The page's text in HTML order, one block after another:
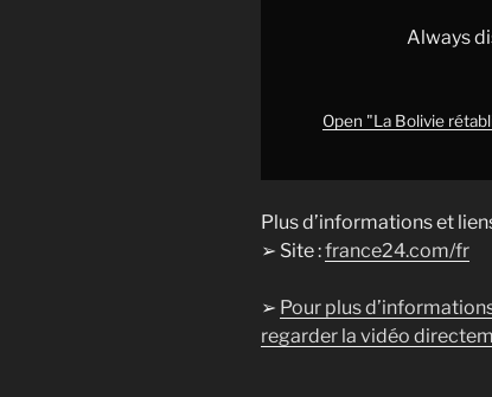
24"
YouTube
Always
Open "La Bolivie
Plus d’informations et
➢ Site :france24.com/fr
➢ Pour plus
regarder la vidéo